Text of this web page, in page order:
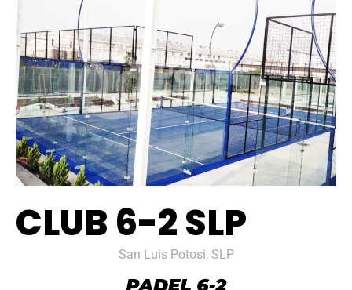
CLUB 6-2 SLP
San Luis Potosi, SLP